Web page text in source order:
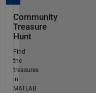
Community
Treasure
Hunt
Find
the
treasures
in
MATLAB